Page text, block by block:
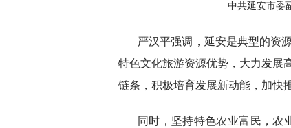
中共延安市委
严汉平强调，延安是典型的资
特色文化旅游资源优势，大力发展
链条，积极培育发展新动能，加快
同时，坚持特色农业富民，农